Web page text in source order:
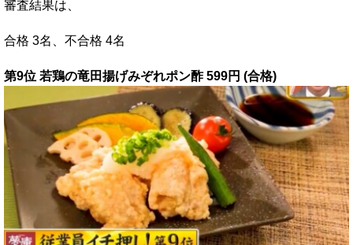
審査結果は、
合格 3名、不合格 4名
第9位 若鶏の竜田揚げみぞれポン酢 599円 (合格)